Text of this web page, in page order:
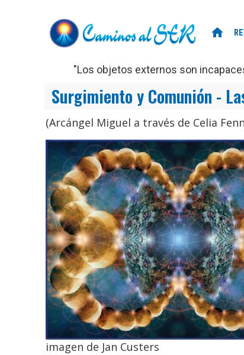
home
"Los objetos externos son
Surgimiento y Comunión -
(Arcángel Miguel a través de Celia
imagen de Jan Custers